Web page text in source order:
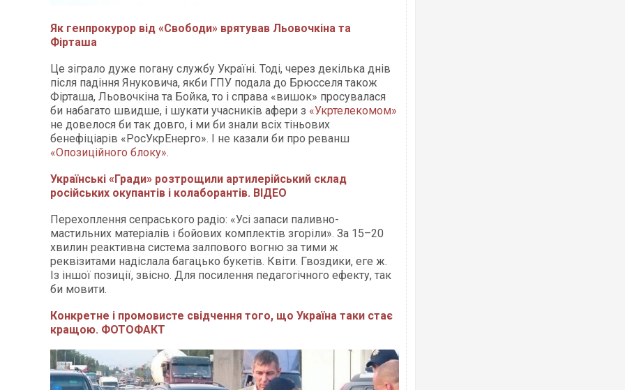
Як генпрокурор від «Свободи» врятував Льовочкіна та
Фірташа
Це зіграло дуже погану службу Україні. Тоді, через декілька днів
після падіння Януковича, якби ГПУ подала до Брюсселя також
Фірташа, Льовочкіна та Бойка, то і справа «вишок» просувалася
би набагато швидше, і шукати учасників афери з «Укртелекомом»
не довелося би так довго, і ми би знали всіх тіньових
бенефіціарів «РосУкрЕнерго». І не казали би про реванш
«Опозиційного блоку».
Українські «Гради» розтрощили артилерійський склад
російських окупантів і колаборантів. ВІДЕО
Перехоплення сепраського радіо: «Усі запаси паливно-
мастильних матеріалів і бойових комплектів згоріли». За 15–20
хвилин реактивна система залпового вогню за тими ж
реквізитами надіслала багацько букетів. Квіти. Гвоздики, еге ж.
Із іншої позиції, звісно. Для посилення педагогічного ефекту, так
би мовити.
Конкретне і промовисте свідчення того, що Україна таки стає
кращою. ФОТОФАКТ